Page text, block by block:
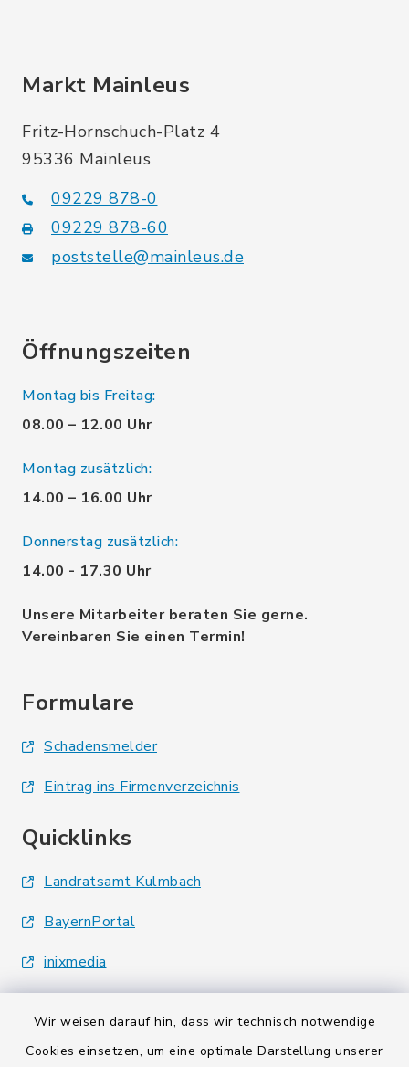
Wir weisen darauf hin, dass wir technisch notwendige
Cookies einsetzen, um eine optimale Darstellung unserer
Markt Mainleus
Fritz-Hornschuch-Platz 4
95336 Mainleus
09229 878-0
09229 878-60
poststelle@mainleus.de
Öffnungszeiten
Montag bis Freitag:
08.00 – 12.00 Uhr
Montag zusätzlich:
14.00 – 16.00 Uhr
Donnerstag zusätzlich:
14.00 - 17.30 Uhr
Unsere Mitarbeiter beraten Sie gerne.
Vereinbaren Sie einen Termin!
Formulare
Schadensmelder
Eintrag ins Firmenverzeichnis
Quicklinks
Landratsamt Kulmbach
BayernPortal
inixmedia